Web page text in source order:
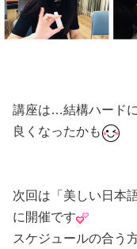
講座は…結構ハード
良くなったかも
次回は「美しい日本
に開催です
スケジュールの合う